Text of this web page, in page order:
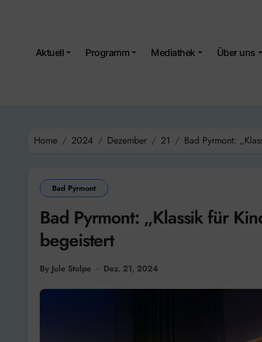
Aktuell Programm Mediathek Über uns
Home 2024 Dezember 21 Bad Pyrmont:
Bad Pyrmont
Bad Pyrmont: „Klassik für
begeistert
By Jule Stolpe Dez. 21, 2024